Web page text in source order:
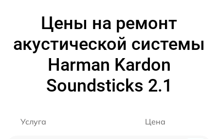
Цены на ремонт
акустической системы
Harman Kardon
Soundsticks 2.1
Услуга Цена